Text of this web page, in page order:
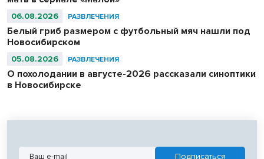
06.08.2026 РАЗВЛЕЧЕНИЯ
Белый гриб размером с футбольный мяч нашли под
Новосибирском
05.08.2026 РАЗВЛЕЧЕНИЯ
О похолодании в августе-2026 рассказали синоптики
в Новосибирске